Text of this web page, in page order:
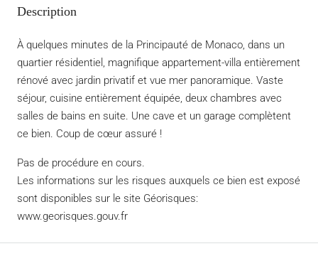
Description
À quelques minutes de la Principauté de Monaco, dans un
quartier résidentiel, magnifique appartement-villa entièrement
rénové avec jardin privatif et vue mer panoramique. Vaste
séjour, cuisine entièrement équipée, deux chambres avec
salles de bains en suite. Une cave et un garage complètent
ce bien. Coup de cœur assuré !
Pas de procédure en cours.
Les informations sur les risques auxquels ce bien est exposé
sont disponibles sur le site Géorisques:
www.georisques.gouv.fr